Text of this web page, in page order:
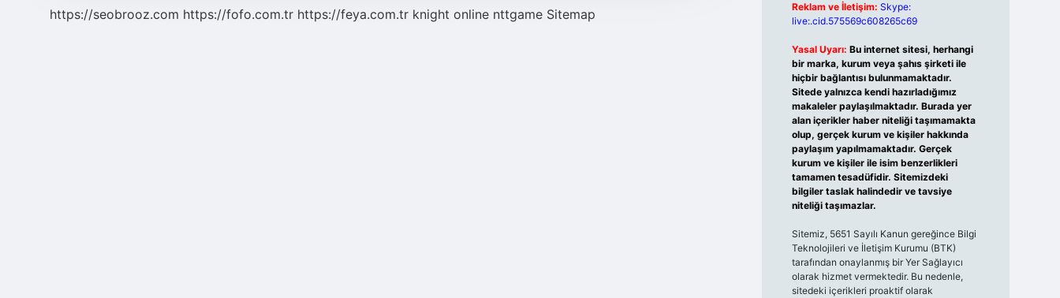
https://seobrooz.com https://fofo.com.tr https://feya.com.tr knight online nttgame Sitemap Reklam ve İletişim: Skype:
live:.cid.575569c608265c69
Yasal Uyarı: Bu internet sitesi, herhangi
bir marka, kurum veya şahıs şirketi ile
hiçbir bağlantısı bulunmamaktadır.
Sitede yalnızca kendi hazırladığımız
makaleler paylaşılmaktadır. Burada yer
alan içerikler haber niteliği taşımamakta
olup, gerçek kurum ve kişiler hakkında
paylaşım yapılmamaktadır. Gerçek
kurum ve kişiler ile isim benzerlikleri
tamamen tesadüfidir. Sitemizdeki
bilgiler taslak halindedir ve tavsiye
niteliği taşımazlar.
Sitemiz, 5651 Sayılı Kanun gereğince Bilgi
Teknolojileri ve İletişim Kurumu (BTK)
tarafından onaylanmış bir Yer Sağlayıcı
olarak hizmet vermektedir. Bu nedenle,
sitedeki içerikleri proaktif olarak